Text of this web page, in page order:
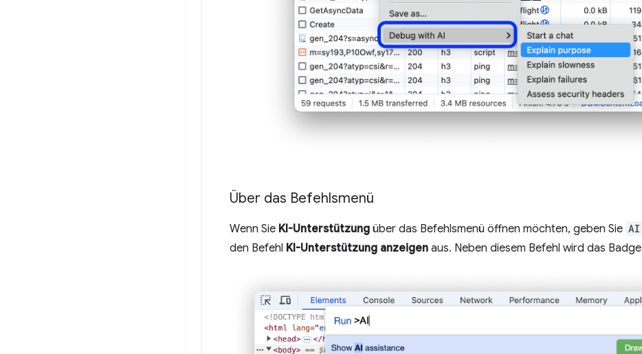
Über das Befehlsmenü
Wenn Sie KI-Unterstützung über das Befehlsmenü öffnen möchten, geben Sie AI
den Befehl KI-Unterstützung anzeigen aus. Neben diesem Befehl wird das Badge